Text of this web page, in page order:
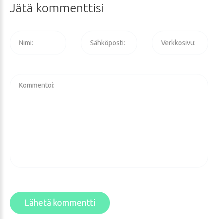
Jätä kommenttisi
Lähetä kommentti